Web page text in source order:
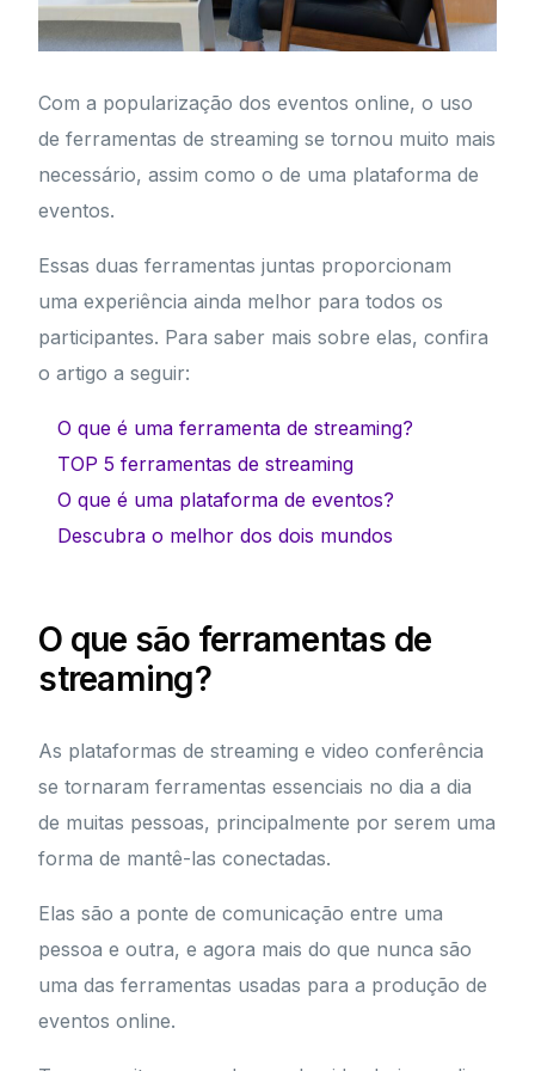
Com a popularização dos eventos online, o uso
de ferramentas de streaming se tornou muito mais
necessário, assim como o de uma plataforma de
eventos.
Essas duas ferramentas juntas proporcionam
uma experiência ainda melhor para todos os
participantes. Para saber mais sobre elas, confira
o artigo a seguir:
O que é uma ferramenta de streaming?
TOP 5 ferramentas de streaming
O que é uma plataforma de eventos?
Descubra o melhor dos dois mundos
O que são ferramentas de
streaming?
As plataformas de streaming e video conferência
se tornaram ferramentas essenciais no dia a dia
de muitas pessoas, principalmente por serem uma
forma de mantê-las conectadas.
Elas são a ponte de comunicação entre uma
pessoa e outra, e agora mais do que nunca são
uma das ferramentas usadas para a produção de
eventos online.